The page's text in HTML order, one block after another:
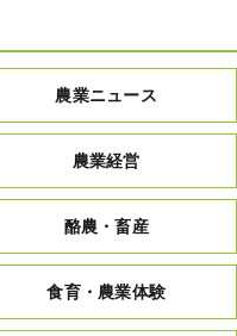
農業ニュース
農業経営
酪農・畜産
食育・農業体験